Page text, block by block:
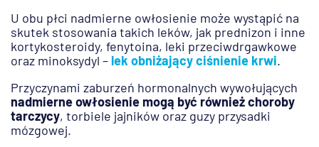
U obu płci nadmierne owłosienie może wystąpić na
skutek stosowania takich leków, jak prednizon i inne
kortykosteroidy, fenytoina, leki przeciwdrgawkowe
oraz minoksydyl – lek obniżający ciśnienie krwi.
Przyczynami zaburzeń hormonalnych wywołujących
nadmierne owłosienie mogą być również choroby
tarczycy, torbiele jajników oraz guzy przysadki
mózgowej.